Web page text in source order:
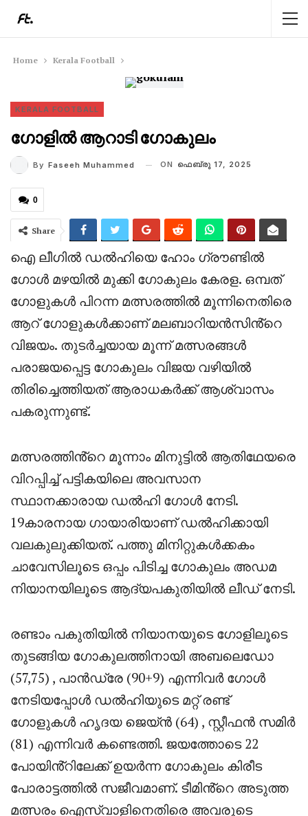
Home Kerala Football
KERALA FOOTBALL
ഗോളിൽ ആറാടി ഗോകുലം
By Faseeh Muhammed ON ഫെബ്രു 17, 2025
0
Share
ഐ ലീഗിൽ ഡൽഹിയെ ഹോം ഗ്രൗണ്ടിൽ
ഗോൾ മഴയിൽ മുക്കി ഗോകുലം കേരള. ഒമ്പത്
ഗോളുകൾ പിറന്ന മത്സരത്തിൽ മൂന്നിനെതിരെ
ആറ് ഗോളുകൾക്കാണ് മലബാറിയൻസിൻ്റെ
വിജയം. തുടർച്ചയായ മൂന്ന് മത്സരങ്ങൾ
പരാജയപ്പെട്ട ഗോകുലം വിജയ വഴിയിൽ
തിരിച്ചെത്തിയത് ആരാധകർക്ക് ആശ്വാസം
പകരുന്നുണ്ട്.
മത്സരത്തിൻ്റെ മൂന്നാം മിനുട്ടിൽ ആതിഥേയരെ
വിറപ്പിച്ച് പട്ടികയിലെ അവസാന
സ്ഥാനക്കാരായ ഡൽഹി ഗോൾ നേടി.
19കാരനായ ഗായാരിയാണ് ഡൽഹിക്കായി
വലകുലുക്കിയത്. പത്തു മിനിറ്റുകൾക്കകം
ചാവേസിലൂടെ ഒപ്പം പിടിച്ച ഗോകുലം അഡമ
നിയാനയിലൂടെ ആദ്യപകുതിയിൽ ലീഡ് നേടി.
രണ്ടാം പകുതിയിൽ നിയാനയുടെ ഗോളിലൂടെ
തുടങ്ങിയ ഗോകുലത്തിനായി അബലെഡോ
(57,75) , പാൻഡ്രേ (90+9) എന്നിവർ ഗോൾ
നേടിയപ്പോൾ ഡൽഹിയുടെ മറ്റ് രണ്ട്
ഗോളുകൾ ഹൃദയ ജെയ്ൻ (64) , സ്റ്റീഫൻ സമിർ
(81) എന്നിവർ കണ്ടെത്തി. ജയത്തോടെ 22
പോയിൻ്റിലേക്ക് ഉയർന്ന ഗോകുലം കിരീട
പോരാട്ടത്തിൽ സജീവമാണ്. ടീമിൻ്റെ അടുത്ത
മത്സരം ഐസ്വാളിനെതിരെ അവരുടെ